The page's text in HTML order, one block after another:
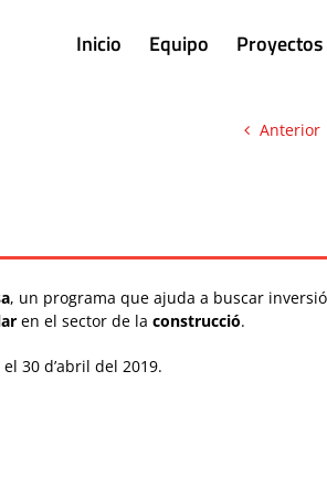
Inicio Equipo Proyectos
Anterior
, un programa que ajuda a buscar
en el sector de la construcció.
30 d’abril del 2019.